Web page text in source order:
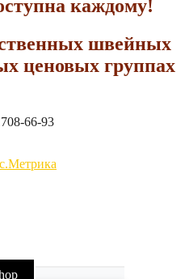
каждому!
швейных
ценовых группах
66-93